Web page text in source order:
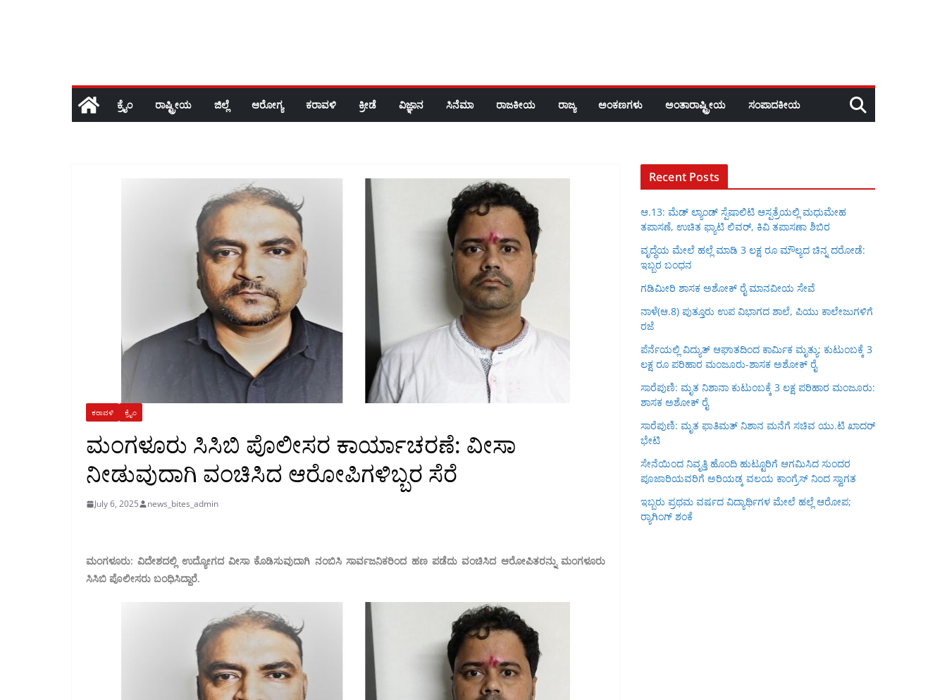
ಕ್ರೈಂ ರಾಷ್ಟ್ರೀಯ ಜಿಲ್ಲೆ ಆರೋಗ್ಯ ಕರಾವಳಿ ಕ್ರೀಡೆ ವಿಜ್ಞಾನ ಸಿನೆಮಾ ರಾಜಕೀಯ ರಾಜ್ಯ ಅಂಕಣಗಳು ಅಂತಾರಾಷ್ಟ್ರೀಯ ಸಂಪಾದಕೀಯ
ಕರಾವಳಿ ಕ್ರೈಂ
ಮಂಗಳೂರು ಸಿಸಿಬಿ ಪೊಲೀಸರ ಕಾರ್ಯಾಚರಣೆ: ವೀಸಾ
ನೀಡುವುದಾಗಿ ವಂಚಿಸಿದ ಆರೋಪಿಗಳಿಬ್ಬರ ಸೆರೆ
July 6, 2025 news_bites_admin
ಮಂಗಳೂರು: ವಿದೇಶದಲ್ಲಿ ಉದ್ಯೋಗದ ವೀಸಾ ಕೊಡಿಸುವುದಾಗಿ ನಂಬಿಸಿ ಸಾರ್ವಜನಿಕರಿಂದ ಹಣ ಪಡೆದು ವಂಚಿಸಿದ ಆರೋಪಿತರನ್ನು ಮಂಗಳೂರು
ಸಿಸಿಬಿ ಪೊಲೀಸರು ಬಂಧಿಸಿದ್ದಾರೆ.
Recent Posts
ಆ.13: ಮೆಡ್ ಲ್ಯಾಂಡ್ ಸ್ಪೆಷಾಲಿಟಿ ಆಸ್ಪತ್ರೆಯಲ್ಲಿ ಮಧುಮೇಹ
ತಪಾಸಣೆ, ಉಚಿತ ಫ್ಯಾಟಿ ಲಿವರ್, ಕಿವಿ ತಪಾಸಣಾ ಶಿಬಿರ
ವೃದ್ಧೆಯ ಮೇಲೆ ಹಲ್ಲೆ ಮಾಡಿ 3 ಲಕ್ಷ ರೂ ಮೌಲ್ಯದ ಚಿನ್ನ ದರೋಡೆ:
ಇಬ್ಬರ ಬಂಧನ
ಗಡಿಮೀರಿ ಶಾಸಕ ಅಶೋಕ್ ರೈ ಮಾನವೀಯ ಸೇವೆ
ನಾಳೆ(ಆ.8) ಪುತ್ತೂರು ಉಪ ವಿಭಾಗದ ಶಾಲೆ, ಪಿಯು ಕಾಲೇಜುಗಳಿಗೆ
ರಜೆ
ಪೆರ್ನೆಯಲ್ಲಿ ವಿದ್ಯುತ್ ಆಘಾತದಿಂದ ಕಾರ್ಮಿಕ ಮೃತ್ಯು: ಕುಟುಂಬಕ್ಕೆ 3
ಲಕ್ಷ ರೂ ಪರಿಹಾರ ಮಂಜೂರು-ಶಾಸಕ ಅಶೋಕ್ ರೈ
ಸಾರೆಪುಣಿ: ಮೃತ ನಿಶಾನಾ ಕುಟುಂಬಕ್ಕೆ 3 ಲಕ್ಷ ಪರಿಹಾರ ಮಂಜೂರು:
ಶಾಸಕ ಅಶೋಕ್ ರೈ
ಸಾರೆಪುಣಿ: ಮೃತ ಫಾತಿಮತ್ ನಿಶಾನ ಮನೆಗೆ ಸಚಿವ ಯು.ಟಿ ಖಾದರ್
ಭೇಟಿ
ಸೇನೆಯಿಂದ ನಿವೃತ್ತಿ ಹೊಂದಿ ಹುಟ್ಟೂರಿಗೆ ಆಗಮಿಸಿದ ಸುಂದರ
ಪೂಜಾರಿಯವರಿಗೆ ಅರಿಯಡ್ಕ ವಲಯ ಕಾಂಗ್ರೆಸ್ ನಿಂದ ಸ್ವಾಗತ
ಇಬ್ಬರು ಪ್ರಥಮ ವರ್ಷದ ವಿದ್ಯಾರ್ಥಿಗಳ ಮೇಲೆ ಹಲ್ಲೆ ಆರೋಪ;
ರ‍್ಯಾಗಿಂಗ್ ಶಂಕೆ